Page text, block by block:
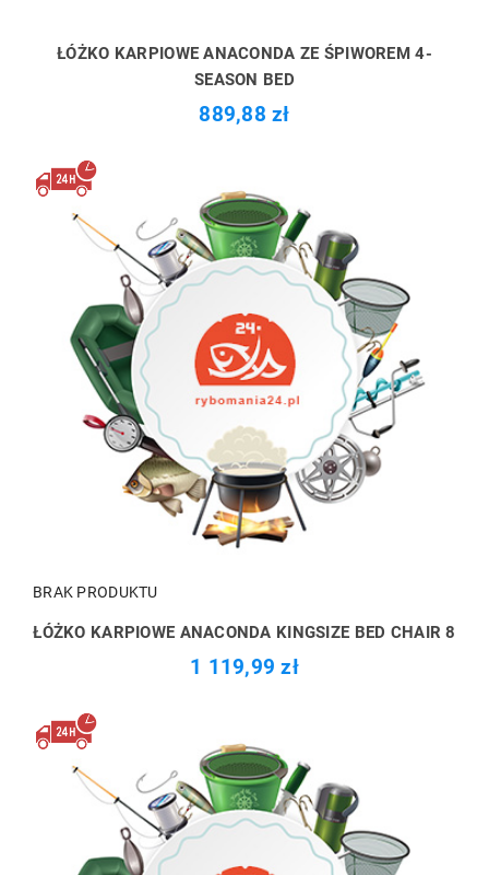
ŁÓŻKO KARPIOWE ANACONDA ZE ŚPIWOREM 4-
SEASON BED
889,88 zł
BRAK PRODUKTU
ŁÓŻKO KARPIOWE ANACONDA KINGSIZE BED CHAIR 8
1 119,99 zł